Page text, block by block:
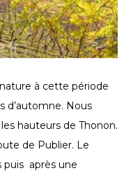
à cette période
d’automne. Nous
hauteurs de Thonon.
de Publier. Le
puis après une